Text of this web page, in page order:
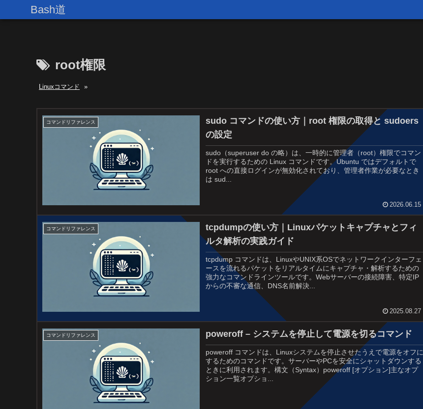
Bash道
root権限
Linuxコマンド »
コマンドリファレンス
sudo コマンドの使い方｜root 権限の取得と sudoers
の設定
sudo（superuser do の略）は、一時的に管理者（root）権限でコマン
ドを実行するための Linux コマンドです。Ubuntu ではデフォルトで
root への直接ログインが無効化されており、管理者作業が必要なとき
は sud...
2026.06.15
コマンドリファレンス
tcpdumpの使い方｜Linuxパケットキャプチャとフィ
ルタ解析の実践ガイド
tcpdump コマンドは、LinuxやUNIX系OSでネットワークインターフェ
ースを流れるパケットをリアルタイムにキャプチャ・解析するための
強力なコマンドラインツールです。Webサーバーの接続障害、特定IP
からの不審な通信、DNS名前解決...
2025.08.27
コマンドリファレンス poweroff – システムを停止して電源を切るコマンド
poweroff コマンドは、Linuxシステムを停止させたうえで電源をオフに
するためのコマンドです。サーバーやPCを安全にシャットダウンする
ときに利用されます。構文（Syntax）poweroff [オプション]主なオプ
ション一覧オプショ...